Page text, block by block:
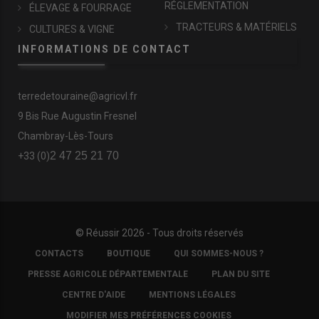
ÉLEVAGE & FOURRAGE
CULTURES & VIGNE
RÉGLEMENTATION
TRACTEURS & MATÉRIELS
INFORMATIONS DE CONTACT
terredetouraine@agricvl.fr
9 Bis Rue Augustin Fresnel
Chambray-Lès-Tours
+33 (0)2 47 25 21 70
© Réussir 2026 - Tous droits réservés
FOOTER
COPYRIGHT
CONTACTS BOUTIQUE QUI SOMMES-NOUS ?
PRESSE AGRICOLE DÉPARTEMENTALE PLAN DU SITE
CENTRE D'AIDE MENTIONS LÉGALES
MODIFIER MES PRÉFÉRENCES COOKIES